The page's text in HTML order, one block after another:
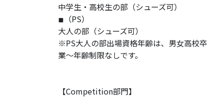
中学生・高校生の部（シューズ可）
◾︎（PS）
大人の部（シューズ可）
※PS大人の部出場資格年齢は、男女高校卒
業〜年齢制限なしです。
【Competition部門】